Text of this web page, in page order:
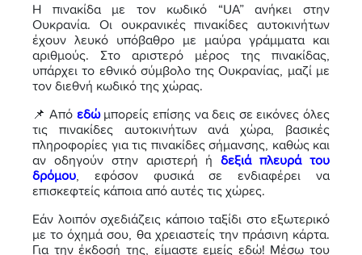
Η πινακίδα με τον κωδικό “UA” ανήκει στην
Ουκρανία. Οι ουκρανικές πινακίδες αυτοκινήτων
έχουν λευκό υπόβαθρο με μαύρα γράμματα και
αριθμούς. Στο αριστερό μέρος της πινακίδας,
υπάρχει το εθνικό σύμβολο της Ουκρανίας, μαζί με
τον διεθνή κωδικό της χώρας.
📌 Από εδώμπορείς επίσης να δεις σε εικόνες όλες
τις πινακίδες αυτοκινήτων ανά χώρα, βασικές
πληροφορίες για τις πινακίδες σήμανσης, καθώς και
αν οδηγούν στην αριστερή ήδεξιά πλευρά του
δρόμου, εφόσον φυσικά σε ενδιαφέρει να
επισκεφτείς κάποια από αυτές τις χώρες.
Εάν λοιπόν σχεδιάζεις κάποιο ταξίδι στο εξωτερικό
με το όχημά σου, θα χρειαστείς την πράσινη κάρτα.
Για την έκδοσή της, είμαστε εμείς εδώ! Μέσω του